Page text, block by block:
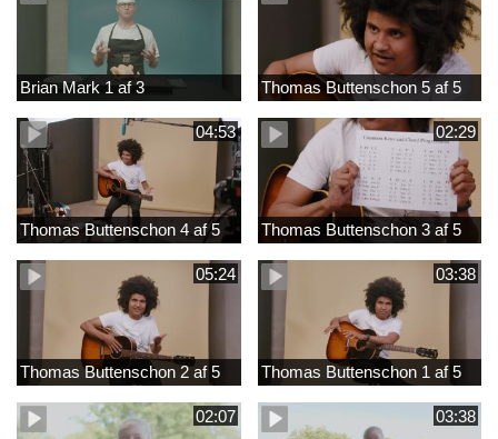
Brian Mark 1 af 3 Thomas Buttenschon 5 af 5
04:53
Thomas Buttenschon 4 af 5
02:29
Thomas Buttenschon 3 af 5
05:24
Thomas Buttenschon 2 af 5
03:38
Thomas Buttenschon 1 af 5
02:07 03:38